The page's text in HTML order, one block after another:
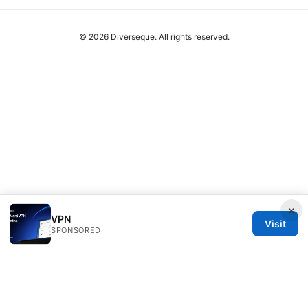
×
VPN
SPONSORED
Visit
© 2026 Diverseque. All rights reserved.